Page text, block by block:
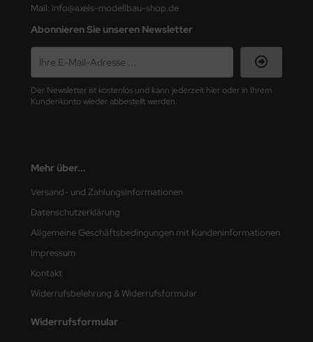
Mail: info@axels-modellbau-shop.de
Abonnieren Sie unseren Newsletter
Der Newsletter ist kostenlos und kann jederzeit hier oder in Ihrem
Kundenkonto wieder abbestellt werden.
Mehr über...
Versand- und Zahlungsinformationen
Datenschutzerklärung
Allgemeine Geschäftsbedingungen mit Kundeninformationen
Impressum
Kontakt
Widerrufsbelehrung & Widerrufsformular
Widerrufsformular
Beemax
Hobby
Hobbies
Model
Field Model